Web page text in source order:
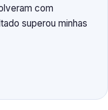
com
superou minhas